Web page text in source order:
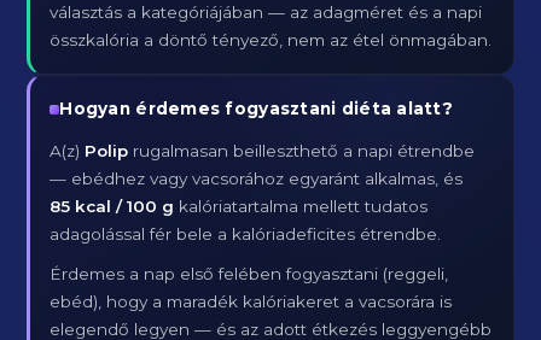
választás a kategóriájában — az adagméret és a napi
összkalória a döntő tényező, nem az étel önmagában.
Hogyan érdemes fogyasztani diéta alatt?
A(z) Polip rugalmasan beilleszthető a napi étrendbe
— ebédhez vagy vacsorához egyaránt alkalmas, és
85 kcal / 100 g kalóriatartalma mellett tudatos
adagolással fér bele a kalóriadeficites étrendbe.
Érdemes a nap első felében fogyasztani (reggeli,
ebéd), hogy a maradék kalóriakeret a vacsorára is
elegendő legyen — és az adott étkezés leggyengébb